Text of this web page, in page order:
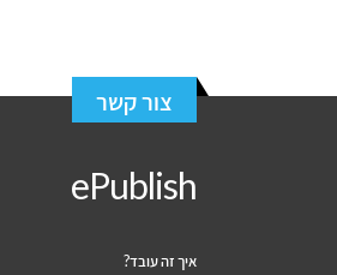
צור קשר
ePublish
איך זה עובד?